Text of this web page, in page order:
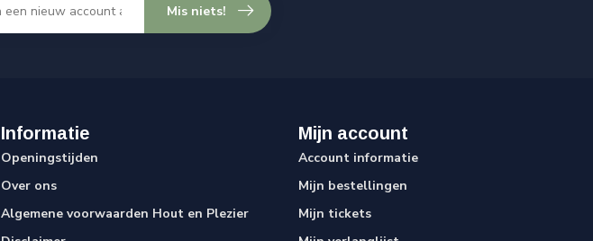
Mis niets!
Informatie
Openingstijden
Over ons
Algemene voorwaarden Hout en Plezier
Mijn account
Account informatie
Mijn bestellingen
Mijn tickets